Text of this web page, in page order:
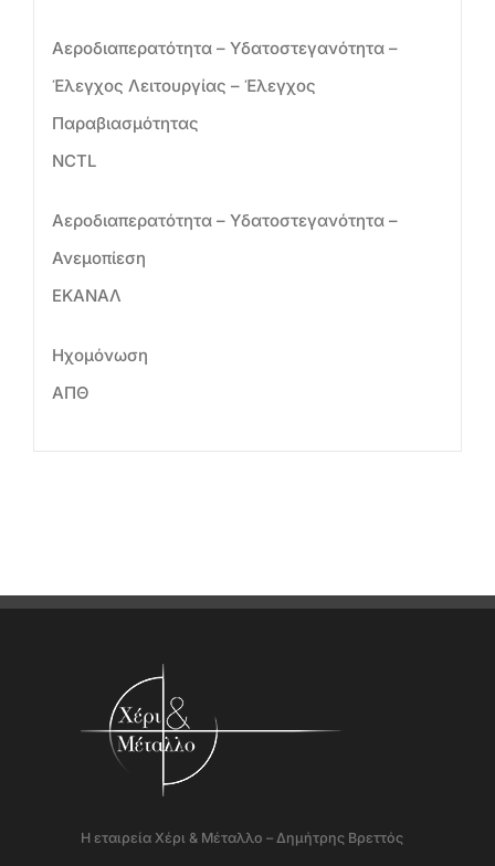
Αεροδιαπερατότητα – Υδατοστεγανότητα –
Έλεγχος Λειτουργίας – Έλεγχος
Παραβιασμότητας
NCTL
Αεροδιαπερατότητα – Υδατοστεγανότητα –
Ανεμοπίεση
ΕΚΑΝΑΛ
Ηχομόνωση
ΑΠΘ
Η εταιρεία Χέρι & Μέταλλο – Δημήτρης Βρεττός